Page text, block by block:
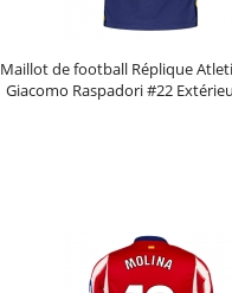
Maillot de football Réplique
Giacomo Raspadori #22